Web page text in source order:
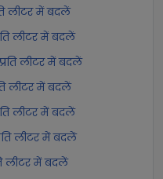
लीटर में बदलें
लीटर में बदलें
प्रति लीटर में बदलें
लीटर में बदलें
लीटर में बदलें
लीटर में बदलें
लीटर में बदलें